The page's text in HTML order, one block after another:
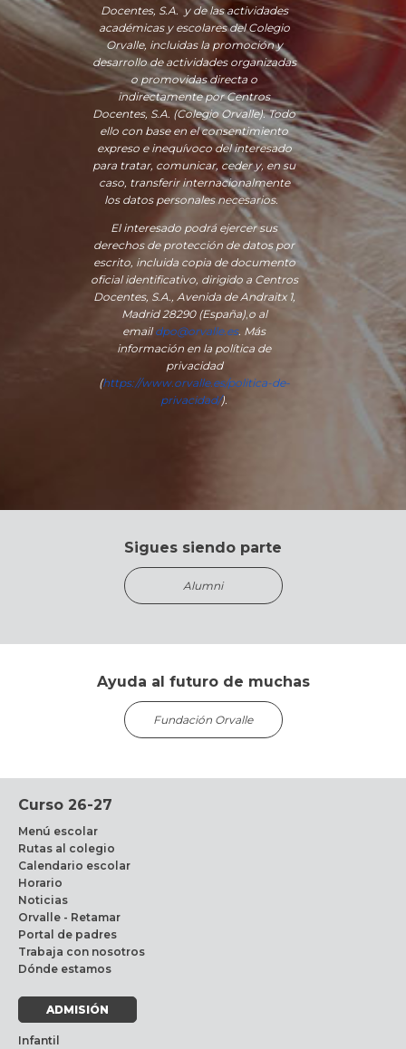
Docentes, S.A. y de las actividades
académicas y escolares del Colegio
Orvalle, incluidas la promoción y
desarrollo de actividades organizadas
o promovidas directa o
indirectamente por Centros
Docentes, S.A. (Colegio Orvalle). Todo
ello con base en el consentimiento
expreso e inequívoco del interesado
para tratar, comunicar, ceder y, en su
caso, transferir internacionalmente
los datos personales necesarios.
El interesado podrá ejercer sus
derechos de protección de datos por
escrito, incluida copia de documento
oficial identificativo, dirigido a Centros
Docentes, S.A., Avenida de Andraitx 1,
Madrid 28290 (España), o al
emaildpo@orvalle.es. Más
información en la política de
privacidad
(https://www.orvalle.es/politica-de-
privacidad/).
Sigues siendo parte
Alumni
Ayuda al futuro de muchas
Fundación Orvalle
Curso 26-27
Menú escolar
Rutas al colegio
Calendario escolar
Horario
Noticias
Orvalle - Retamar
Portal de padres
Trabaja con nosotros
Dónde estamos
ADMISIÓN
Infantil